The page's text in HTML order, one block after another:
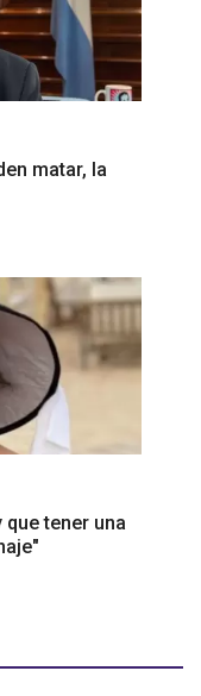
matar, la
que tener una